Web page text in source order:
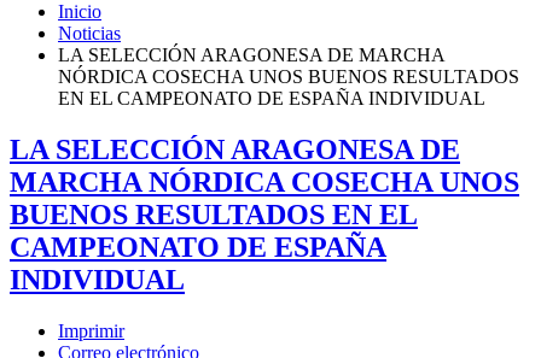
Inicio
Noticias
LA SELECCIÓN ARAGONESA DE MARCHA
NÓRDICA COSECHA UNOS BUENOS RESULTADOS
EN EL CAMPEONATO DE ESPAÑA INDIVIDUAL
LA SELECCIÓN ARAGONESA DE
MARCHA NÓRDICA COSECHA UNOS
BUENOS RESULTADOS EN EL
CAMPEONATO DE ESPAÑA
INDIVIDUAL
Imprimir
Correo electrónico